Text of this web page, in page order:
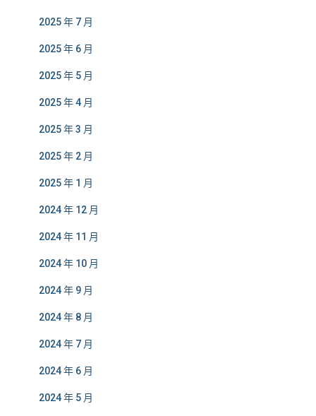
2025 年 7 月
2025 年 6 月
2025 年 5 月
2025 年 4 月
2025 年 3 月
2025 年 2 月
2025 年 1 月
2024 年 12 月
2024 年 11 月
2024 年 10 月
2024 年 9 月
2024 年 8 月
2024 年 7 月
2024 年 6 月
2024 年 5 月